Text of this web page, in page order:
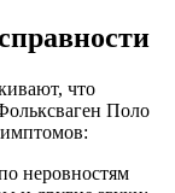
что
Поло
неровностям